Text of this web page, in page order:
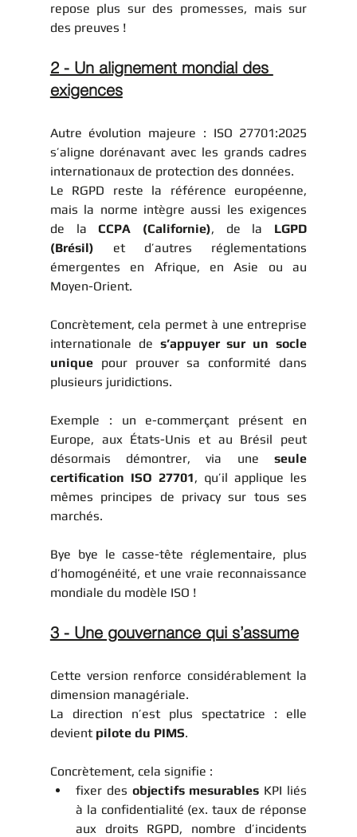
repose plus sur des promesses, mais sur
des preuves !
2 - Un alignement mondial des
exigences
Autre évolution majeure : ISO 27701:2025
s’aligne dorénavant avec les grands cadres
internationaux de protection des données.
Le RGPD reste la référence européenne,
mais la norme intègre aussi les exigences
de la CCPA (Californie), de la LGPD
(Brésil) et d’autres réglementations
émergentes en Afrique, en Asie ou au
Moyen-Orient.
Concrètement, cela permet à une entreprise
internationale de s’appuyer sur un socle
unique pour prouver sa conformité dans
plusieurs juridictions.
Exemple : un e-commerçant présent en
Europe, aux États-Unis et au Brésil peut
désormais démontrer, via une seule
certification ISO 27701, qu’il applique les
mêmes principes de privacy sur tous ses
marchés.
Bye bye le casse-tête réglementaire, plus
d’homogénéité, et une vraie reconnaissance
mondiale du modèle ISO !
3 - Une gouvernance qui s’assume
Cette version renforce considérablement la
dimension managériale.
La direction n’est plus spectatrice : elle
devient pilote du PIMS.
Concrètement, cela signifie :
fixer des objectifs mesurables KPI liés
à la confidentialité (ex. taux de réponse
aux droits RGPD, nombre d’incidents